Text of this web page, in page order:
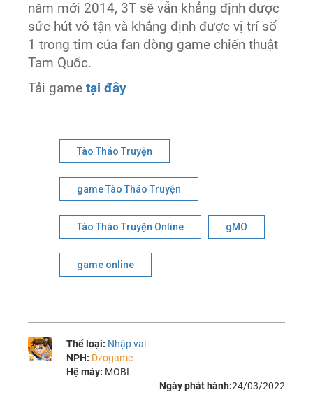
năm mới 2014, 3T sẽ vẫn khẳng định được
sức hút vô tận và khẳng định được vị trí số
1 trong tim của fan dòng game chiến thuật
Tam Quốc.
Tải gametại đây
Tào Tháo Truyện
game Tào Tháo Truyện
Tào Tháo Truyện Online gMO
game online
Thể loại: Nhập vai
NPH: Dzogame
Hệ máy: MOBI
Ngày phát hành:24/03/2022